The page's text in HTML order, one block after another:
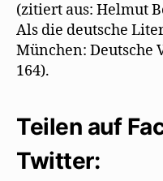
(zitiert aus: Helmut
Als die deutsche
München: Deutsche
164).
Teilen auf
Twitter: